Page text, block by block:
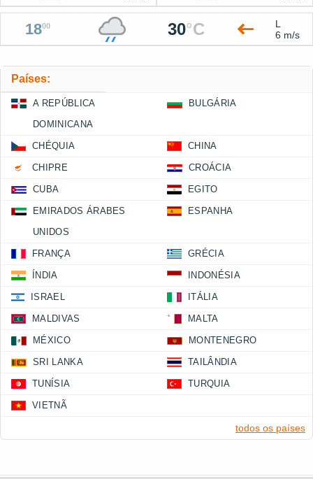
1800 30°C
L
6 m/s
Países:
A REPÚBLICA
DOMINICANA
BULGÁRIA
CHÉQUIA CHINA
CHIPRE CROÁCIA
CUBA EGITO
EMIRADOS ÁRABES
UNIDOS
ESPANHA
FRANÇA GRÉCIA
ÍNDIA INDONÉSIA
ISRAEL ITÁLIA
MALDIVAS MALTA
MÉXICO MONTENEGRO
SRI LANKA TAILÂNDIA
TUNÍSIA TURQUIA
VIETNÃ
todos os países